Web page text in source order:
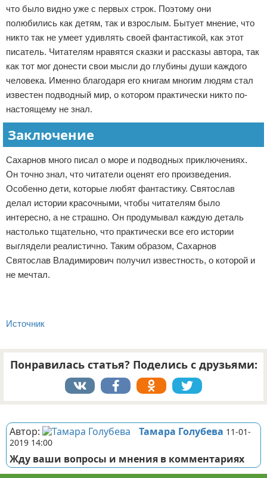
что было видно уже с первых строк. Поэтому они
полюбились как детям, так и взрослым. Бытует мнение, что
никто так не умеет удивлять своей фантастикой, как этот
писатель. Читателям нравятся сказки и рассказы автора, так
как тот мог донести свои мысли до глубины души каждого
человека. Именно благодаря его книгам многим людям стал
известен подводный мир, о котором практически никто по-
настоящему не знал.
Заключение
Сахарнов много писал о море и подводных приключениях.
Он точно знал, что читатели оценят его произведения.
Особенно дети, которые любят фантастику. Святослав
делал истории красочными, чтобы читателям было
интересно, а не страшно. Он продумывал каждую деталь
настолько тщательно, что практически все его истории
выглядели реалистично. Таким образом, Сахарнов
Святослав Владимирович получил известность, о которой и
не мечтал.
Источник
Понравилась статья? Поделись с друзьями:
Автор: Тамара Голубева 11-01-
2019 14:00
Жду ваши вопросы и мнения в комментариях